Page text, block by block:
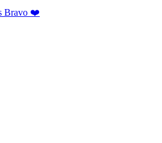
Bravo ❤️